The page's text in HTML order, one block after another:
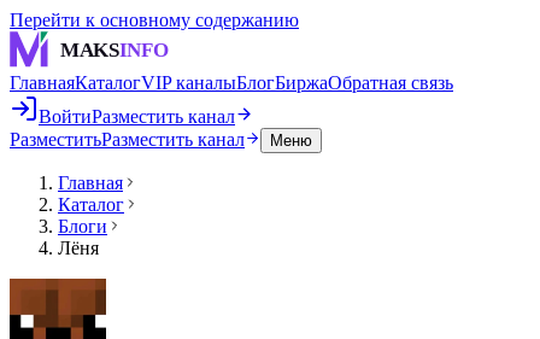
Перейти к основному содержанию
MAKSINFO
ГлавнаяКаталогVIP каналыБлогБиржаОбратная связь
ВойтиРазместить канал
РазместитьРазместить канал Меню
Главная
Каталог
Блоги
Лёня